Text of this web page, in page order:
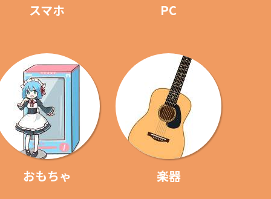
スマホ PC
おもちゃ 楽器